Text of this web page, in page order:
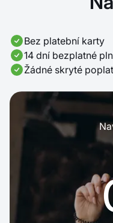
Bez platební karty
14 dní bezplatné
Žádné skryté